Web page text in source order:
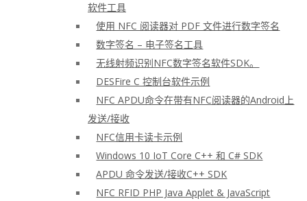
软件工具
使用 NFC 阅读器对 PDF 文件进行数字签名
数字签名 – 电子签名工具
无线射频识别NFC数字签名软件SDK。
DESFire C 控制台软件示例
NFC APDU命令在带有NFC阅读器的Android上
发送/接收
NFC信用卡读卡示例
Windows 10 IoT Core C++ 和 C# SDK
APDU 命令发送/接收C++ SDK
NFC RFID PHP Java Applet & JavaScript